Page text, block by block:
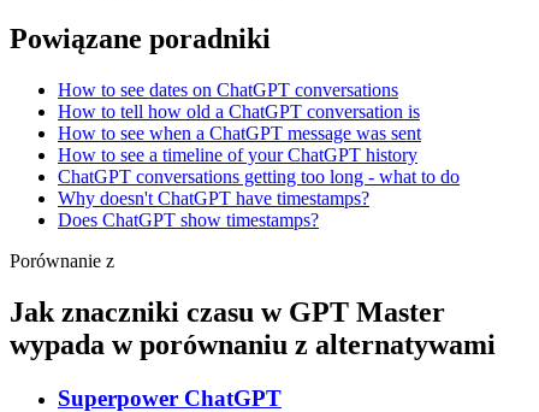
Powiązane poradniki
How to see dates on ChatGPT conversations
How to tell how old a ChatGPT conversation is
How to see when a ChatGPT message was sent
How to see a timeline of your ChatGPT history
ChatGPT conversations getting too long - what to do
Why doesn't ChatGPT have timestamps?
Does ChatGPT show timestamps?
Porównanie z
Jak znaczniki czasu w GPT Master
wypada w porównaniu z alternatywami
Superpower ChatGPT